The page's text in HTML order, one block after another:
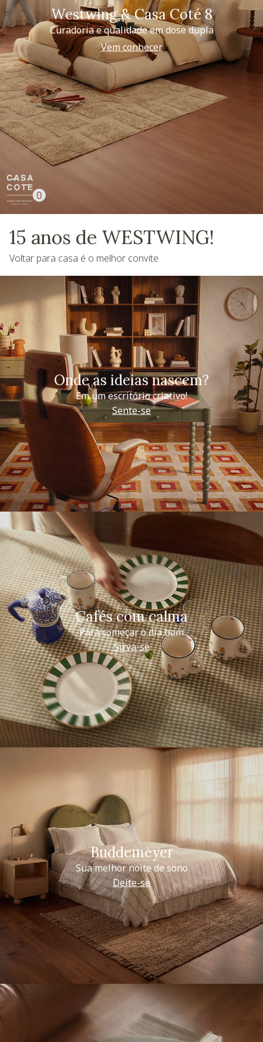
Westwing & Casa Coté 8
Curadoria e qualidade em dose dupla
Vem conhecer
15 anos de WESTWING!
Voltar para casa é o melhor convite
Onde as ideias nascem?
Em um escritório criativo!
Sente-se
Cafés com calma
Para começar o dia bem
Sirva-se
Buddemeyer
Sua melhor noite de sono
Deite-se